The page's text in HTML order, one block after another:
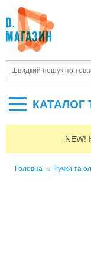
КАТАЛОГ
NEW!
Головна → Ручки та